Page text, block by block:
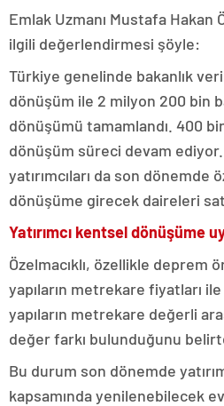
Emlak Uzmanı Mustafa Hakan
ilgili değerlendirmesi şöyle:
Türkiye genelinde bakanlık
dönüşüm ile 2 milyon 200 bin
dönüşümü tamamlandı. 400
dönüşüm süreci devam
yatırımcıları da son dönemde
dönüşüme girecek daireleri
Yatırımcı kentsel dönüşüme
Özelmacıklı, özellikle deprem
yapıların metrekare fiyatları
yapıların metrekare değerli
değer farkı bulunduğunu
Bu durum son dönemde
kapsamında yenilenebilecek